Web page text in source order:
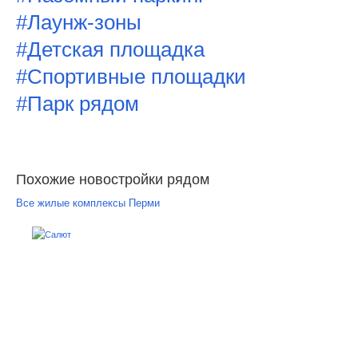
#Лаунж-зоны
#Детская площадка
#Спортивные площадки
#Парк рядом
Похожие новостройки рядом
Все жилые комплексы Перми